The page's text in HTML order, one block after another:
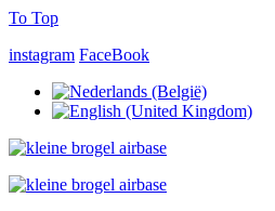
To Top
instagram FaceBook